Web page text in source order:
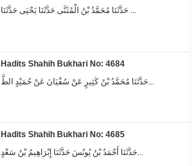
Hadits Shahih Bukhari No: 4684
Hadits Shahih Bukhari No: 4685
حَدَّثَنَا أَحْمَدُ بْنُ يُونُسَ حَدَّثَنَا إِبْرَاهِيمُ بْنُ سَعْدٍ...